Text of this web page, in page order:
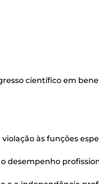
científico em
às funções
desempenho